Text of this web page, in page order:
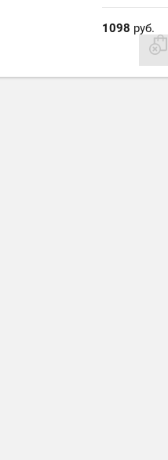
1098 руб.